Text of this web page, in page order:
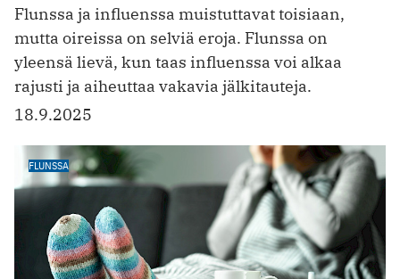
Flunssa ja influenssa muistuttavat toisiaan,
mutta oireissa on selviä eroja. Flunssa on
yleensä lievä, kun taas influenssa voi alkaa
rajusti ja aiheuttaa vakavia jälkitauteja.
18.9.2025
FLUNSSA